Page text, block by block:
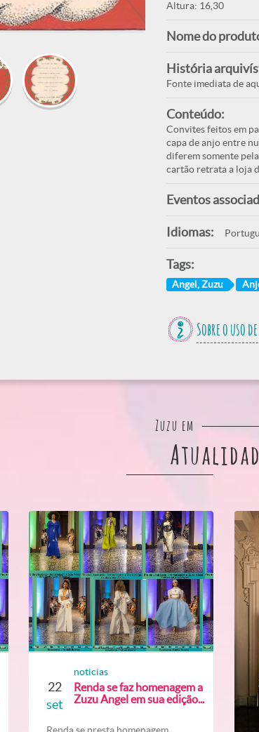
Altura: 16,30
Nome do
História
Fonte imediata de
Conteúdo:
Convites feitos em
capa de anjo entre
diferem somente
cartão retrata a loja
Eventos
Idiomas:
Tags:
Angel, Zuzu
Sobre o uso
Zuzu em
22
set
noticias
Renda se faz homenagem a
Zuzu Angel em sua edição...